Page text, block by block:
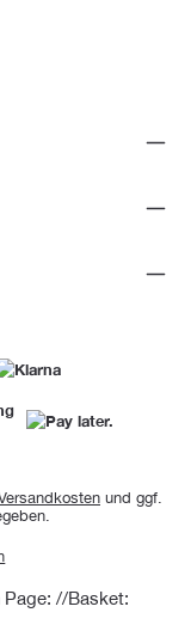
und ggf.
//Basket: